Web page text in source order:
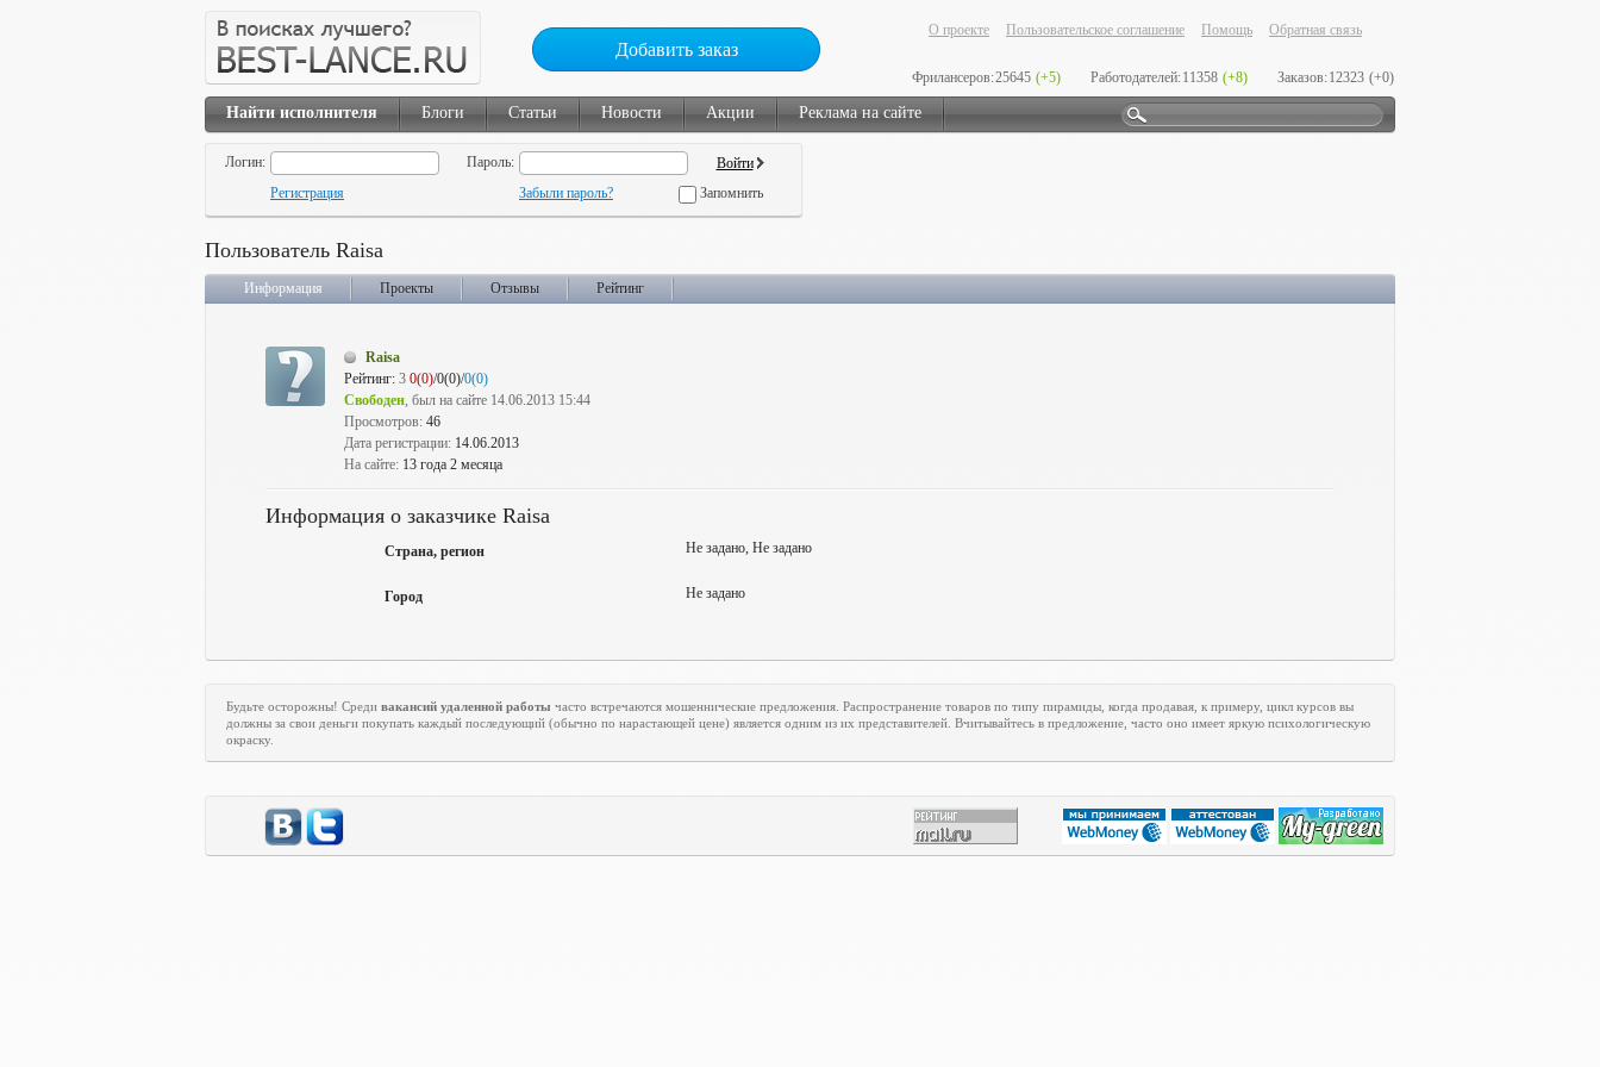
Добавить заказ
О проекте Пользовательское соглашение Помощь Обратная связь
Фрилансеров:25645 (+5) Работодателей:11358 (+8) Заказов:12323 (+0)
Найти исполнителя Блоги Статьи Новости Акции Реклама на сайте
Логин:
Пароль:
Регистрация
Забыли пароль? Запомнить
Пользователь Raisa
Информация Проекты Отзывы Рейтинг
Raisa
Рейтинг: 3 0(0)/0(0)/0(0)
Свободен, был на сайте 14.06.2013 15:44
Просмотров: 46
Дата регистрации: 14.06.2013
На сайте: 13 года 2 месяца
Информация о заказчике Raisa
Страна, регион Не задано, Не задано
Город Не задано
Будьте осторожны! Среди вакансий удаленной работы часто встречаются мошеннические предложения. Распространение товаров по типу пирамиды, когда продавая, к примеру, цикл курсов вы
должны за свои деньги покупать каждый последующий (обычно по нарастающей цене) является одним из их представителей. Вчитывайтесь в предложение, часто оно имеет яркую психологическую
окраску.